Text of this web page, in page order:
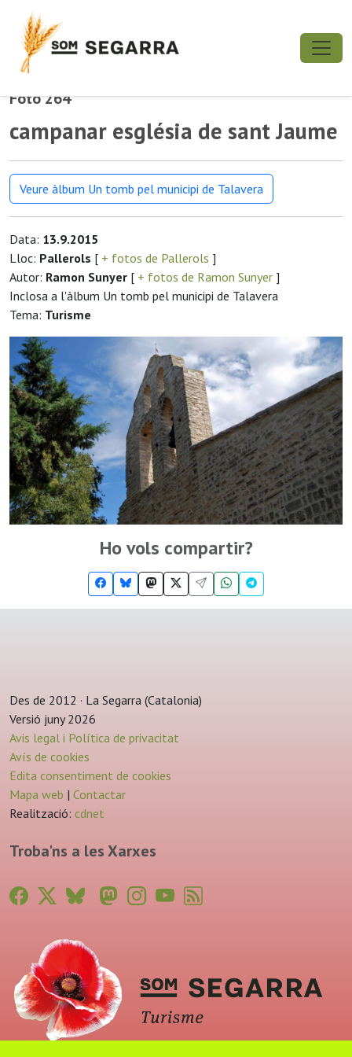
Foto 264
campanar església de sant Jaume
Veure àlbum Un tomb pel municipi de Talavera
Data: 13.9.2015
Lloc: Pallerols [ + fotos de Pallerols ]
Autor: Ramon Sunyer [ + fotos de Ramon Sunyer ]
Inclosa a l'àlbum Un tomb pel municipi de Talavera
Tema: Turisme
Ho vols compartir?
Des de 2012 · La Segarra (Catalonia)
Versió juny 2026
Avis legal i Política de privacitat
Avís de cookies
Edita consentiment de cookies
Mapa web | Contactar
Realització: cdnet
Troba'ns a les Xarxes